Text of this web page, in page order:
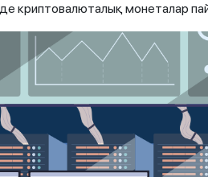
криптовалюталық монеталар